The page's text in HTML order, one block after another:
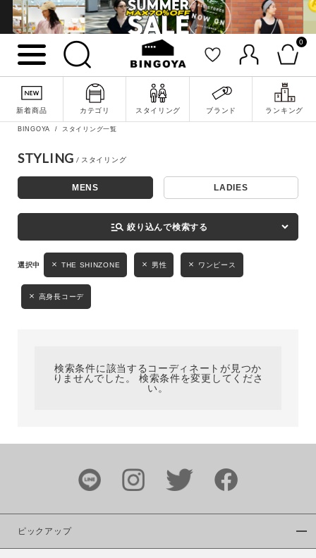
0
新着商品 カテゴリ スタイリング ブランド ランキング
詳細検索
キーワード
性別
MENS LADIES KIDS
ブランド
BINGOYA スタイリング一覧
STYLING
MENS LADIES
manage_search 絞り込んで検索する
THE SHINZONE 男性 ワンピース
高身長コーデ
検索条件に該当するコーディネートが見つか
りませんでした。 検索条件を変更してくださ
い。
ピックアップ